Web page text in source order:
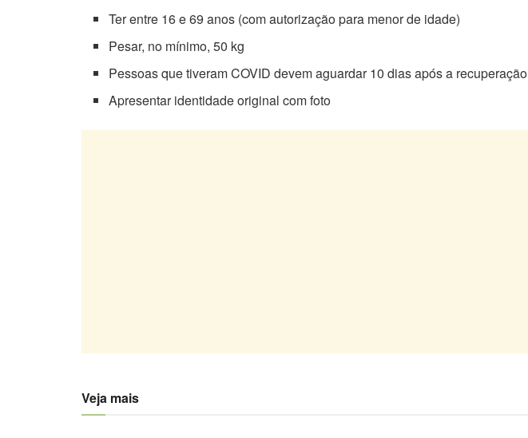
Ter entre 16 e 69 anos (com autorização para menor de idade)
Pesar, no mínimo, 50 kg
Pessoas que tiveram COVID devem aguardar 10 dias após a recuperação
Apresentar identidade original com foto
Veja mais